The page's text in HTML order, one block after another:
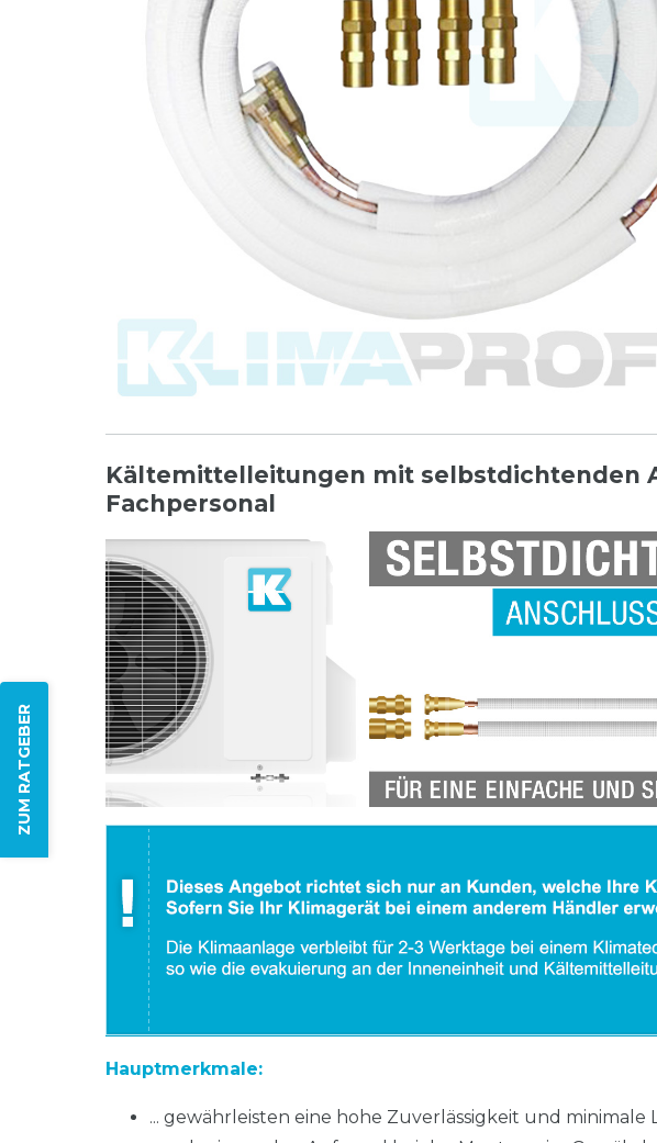
ZUM RATGEBER
Kältemittelleitungen mit selbstdichtenden
Fachpersonal
Hauptmerkmale:
... gewährleisten eine hohe Zuverlässigkeit und minimale